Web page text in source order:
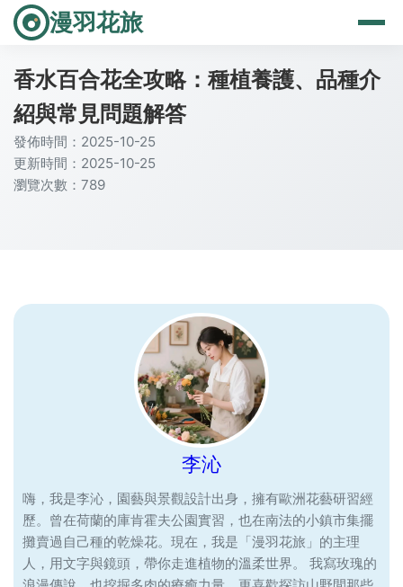
漫羽花旅
香水百合花全攻略：種植養護、品種介
紹與常見問題解答
發佈時間：2025-10-25
更新時間：2025-10-25
瀏覽次數：789
李沁
嗨，我是李沁，園藝與景觀設計出身，擁有歐洲花藝研習經
歷。曾在荷蘭的庫肯霍夫公園實習，也在南法的小鎮市集擺
攤賣過自己種的乾燥花。現在，我是「漫羽花旅」的主理
人，用文字與鏡頭，帶你走進植物的溫柔世界。 我寫玫瑰的